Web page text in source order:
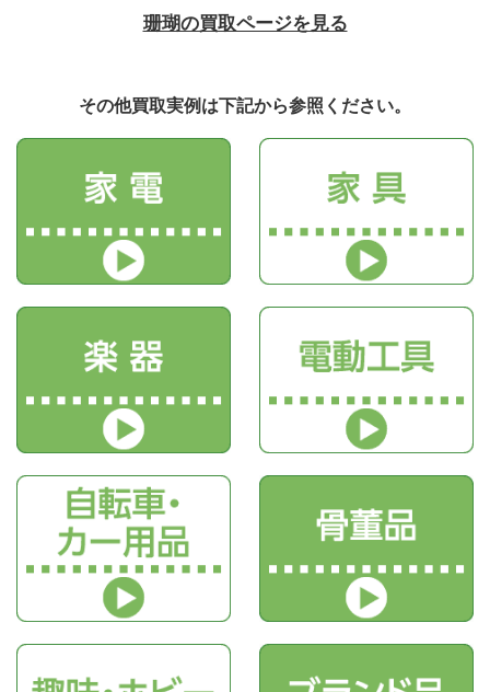
珊瑚の買取ページを見る
その他買取実例は下記から参照ください。